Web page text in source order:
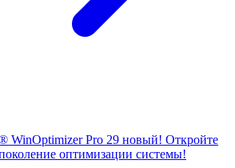
WinOptimizer Pro 29 новый! Откройте
оптимизации системы!